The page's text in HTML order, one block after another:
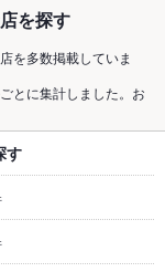
を探す
を多数掲載していま
とに集計しました。お
す